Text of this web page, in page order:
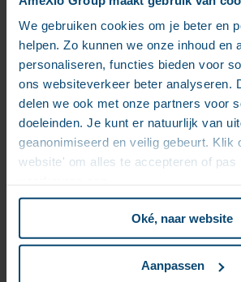
We gebruiken cookies om je beter en
helpen. Zo kunnen we onze inhoud en
personaliseren, functies bieden voor
ons websiteverkeer beter analyseren.
delen we ook met onze partners voor
doeleinden. Je kunt er natuurlijk van
geanonimiseerd en veilig gebeurt. Klik
website' om alles te accepteren of pas
Oké, naar website
Aanpassen
personnalisation et par la
point qu’elles ont tendance à oublier
fondamentaux des utilisateurs
« back-end ». En conséquence, les
contenu et les webmasters se
avec des interfaces complexes qui
expérience d’auteur et ne
besoins les plus basiques.
☑ Gardez à l’esprit qu’une
visiteur ou utilisateur. Assurez-vous
assez tôt d’équipes éditoriales pour
interfaces intuitives. Donnez-leur
ressources nécessaires pour